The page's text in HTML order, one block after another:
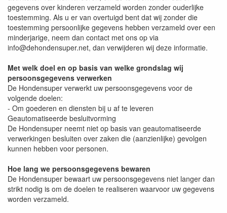
gegevens over kinderen verzameld worden zonder ouderlijke
toestemming. Als u er van overtuigd bent dat wij zonder die
toestemming persoonlijke gegevens hebben verzameld over een
minderjarige, neem dan contact met ons op via
info@dehondensuper.net, dan verwijderen wij deze informatie.
Met welk doel en op basis van welke grondslag wij
persoonsgegevens verwerken
De Hondensuper verwerkt uw persoonsgegevens voor de
volgende doelen:
- Om goederen en diensten bij u af te leveren
Geautomatiseerde besluitvorming
De Hondensuper neemt niet op basis van geautomatiseerde
verwerkingen besluiten over zaken die (aanzienlijke) gevolgen
kunnen hebben voor personen.
Hoe lang we persoonsgegevens bewaren
De Hondensuper bewaart uw persoonsgegevens niet langer dan
strikt nodig is om de doelen te realiseren waarvoor uw gegevens
worden verzameld.